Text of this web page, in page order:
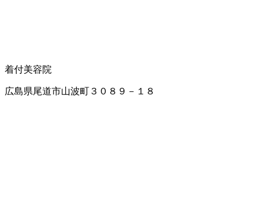
着付美容院
広島県尾道市山波町３０８９－１８